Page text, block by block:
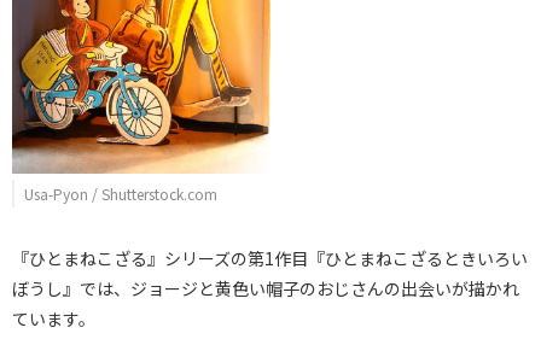
Usa-Pyon / Shutterstock.com
『ひとまねこざる』シリーズの第1作目『ひとまねこざるときいろい
ぼうし』では、ジョージと黄色い帽子のおじさんの出会いが描かれ
ています。